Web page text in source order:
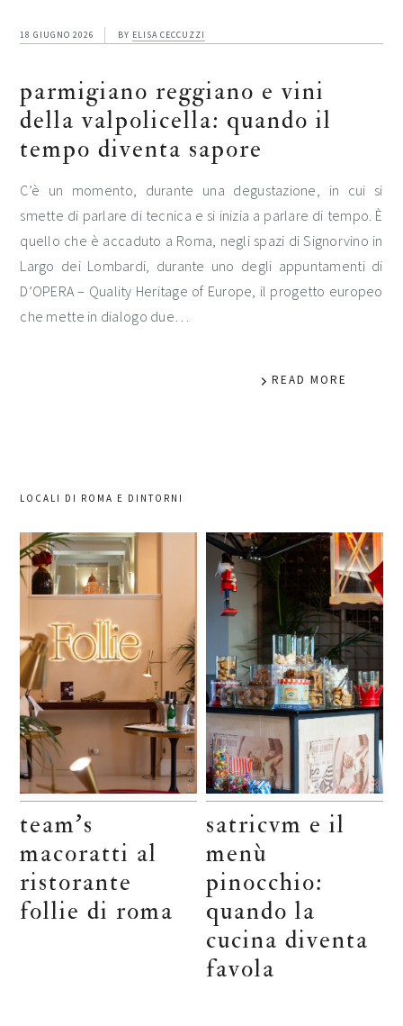
18 GIUGNO 2026 BY ELISA CECCUZZI
parmigiano reggiano e vini
della valpolicella: quando il
tempo diventa sapore
C’è un momento, durante una degustazione, in cui si
smette di parlare di tecnica e si inizia a parlare di tempo. È
quello che è accaduto a Roma, negli spazi di Signorvino in
Largo dei Lombardi, durante uno degli appuntamenti di
D’OPERA – Quality Heritage of Europe, il progetto europeo
che mette in dialogo due…
READ MORE
LOCALI DI ROMA E DINTORNI
team’s
macoratti al
ristorante
follie di roma
satricvm e il
menù
pinocchio:
quando la
cucina diventa
favola